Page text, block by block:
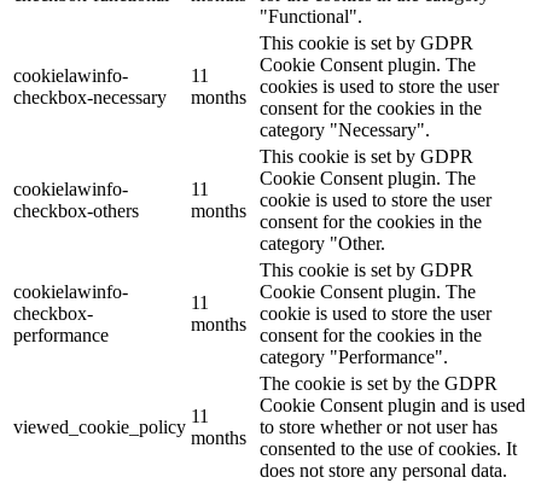
"Functional".
cookielawinfo-
checkbox-necessary
11
months
This cookie is set by GDPR
Cookie Consent plugin. The
cookies is used to store the user
consent for the cookies in the
category "Necessary".
cookielawinfo-
checkbox-others
11
months
This cookie is set by GDPR
Cookie Consent plugin. The
cookie is used to store the user
consent for the cookies in the
category "Other.
cookielawinfo-
checkbox-
performance
11
months
This cookie is set by GDPR
Cookie Consent plugin. The
cookie is used to store the user
consent for the cookies in the
category "Performance".
viewed_cookie_policy
11
months
The cookie is set by the GDPR
Cookie Consent plugin and is used
to store whether or not user has
consented to the use of cookies. It
does not store any personal data.